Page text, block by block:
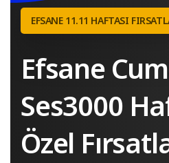
EFSANE 11.11 HAFTASI
Efsane
Ses3000
Özel